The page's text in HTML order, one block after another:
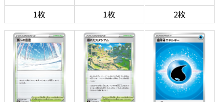
1枚 1枚 2枚